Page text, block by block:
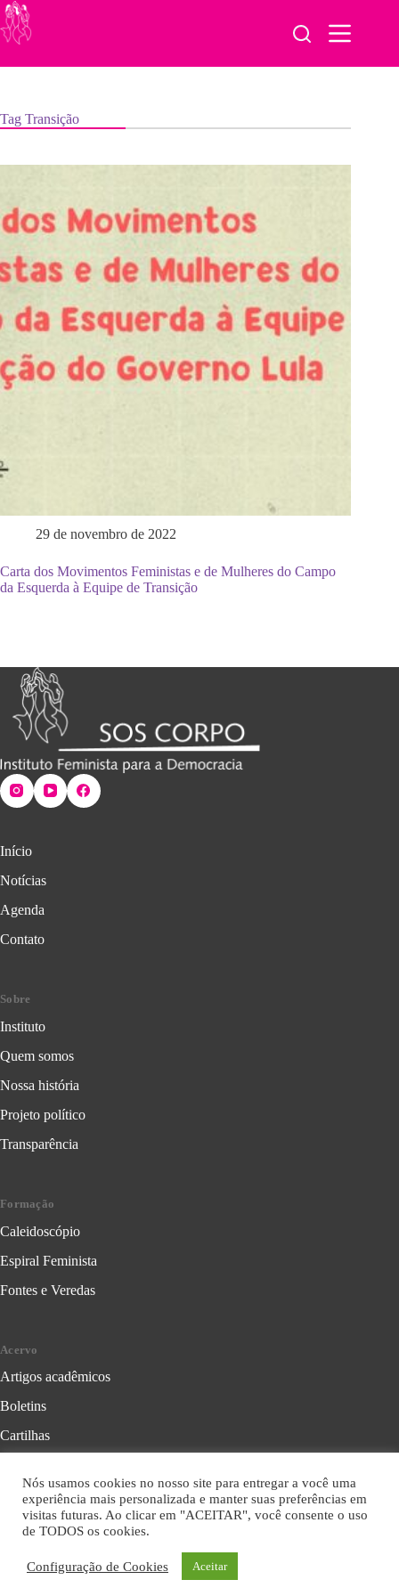
Pular
para
o
Tag Transição
29 de novembro de 2022
Carta dos Movimentos Feministas e de Mulheres do Campo
da Esquerda à Equipe de Transição
Início
Notícias
Agenda
Contato
Sobre
Instituto
Quem somos
Nossa história
Projeto político
Transparência
Formação
Caleidoscópio
Espiral Feminista
Fontes e Veredas
Acervo
Artigos acadêmicos
Boletins
Cartilhas
Folhetos
Livros
Nós usamos cookies no nosso site para entregar a você uma
experiência mais personalizada e manter suas preferências em
visitas futuras. Ao clicar em "ACEITAR", você consente o uso
de TODOS os cookies.
Configuração de Cookies Aceitar